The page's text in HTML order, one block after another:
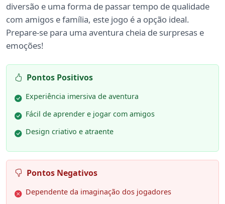
diversão e uma forma de passar tempo de qualidade
com amigos e família, este jogo é a opção ideal.
Prepare-se para uma aventura cheia de surpresas e
emoções!
Pontos Positivos
Experiência imersiva de aventura
Fácil de aprender e jogar com amigos
Design criativo e atraente
Pontos Negativos
Dependente da imaginação dos jogadores